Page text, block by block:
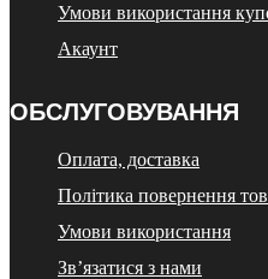
Умови використання
Акаунт
ОБСЛУГОВУВАННЯ
Оплата, доставка
Політика повернення
Умови використання
Зв’язатися з нами